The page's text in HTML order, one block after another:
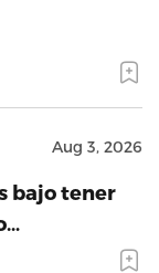
Aug 3, 2026
bajo tener